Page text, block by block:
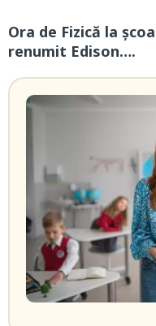
Ora de Fizică la
renumit Edison….